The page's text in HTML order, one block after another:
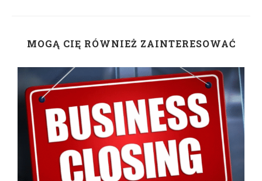
MOGĄ CIĘ RÓWNIEŻ ZAINTERESOWAĆ